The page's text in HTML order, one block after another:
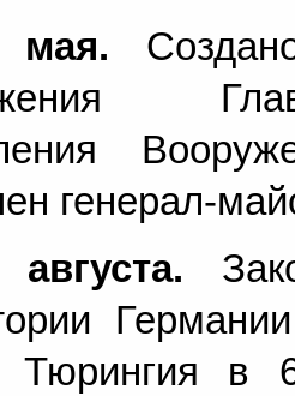
мая.
генерал-
августа.
Тюрингия в